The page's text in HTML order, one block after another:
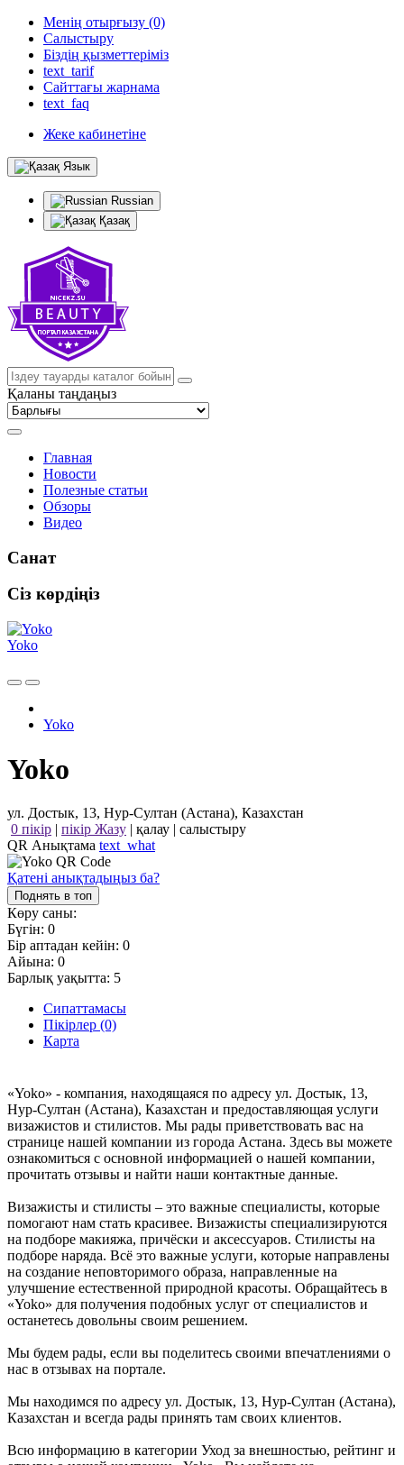
Менің отырғызу (0)
Салыстыру
Біздің қызметтеріміз
text_tarif
Сайттағы жарнама
text_faq
Жеке кабинетіне
Язык
Russian
Қазақ
Қаланы таңдаңыз
Главная
Новости
Полезные статьи
Обзоры
Видео
Санат
Сіз көрдіңіз
Yoko
Yoko
Yoko
ул. Достык, 13, Нур-Султан (Астана), Казахстан
0 пікір | пікір Жазу | қалау | салыстыру
QR Анықтама text_what
Қатені анықтадыңыз ба?
Поднять в топ
Көру саны:
Бүгін: 0
Бір аптадан кейін: 0
Айына: 0
Барлық уақытта: 5
Сипаттамасы
Пікірлер (0)
Карта
«Yoko» - компания, находящаяся по адресу ул. Достык, 13,
Нур-Султан (Астана), Казахстан и предоставляющая услуги
визажистов и стилистов. Мы рады приветствовать вас на
странице нашей компании из города Астана. Здесь вы можете
ознакомиться с основной информацией о нашей компании,
прочитать отзывы и найти наши контактные данные.
Визажисты и стилисты – это важные специалисты, которые
помогают нам стать красивее. Визажисты специализируются
на подборе макияжа, причёски и аксессуаров. Стилисты на
подборе наряда. Всё это важные услуги, которые направлены
на создание неповторимого образа, направленные на
улучшение естественной природной красоты. Обращайтесь в
«Yoko» для получения подобных услуг от специалистов и
останетесь довольны своим решением.
Мы будем рады, если вы поделитесь своими впечатлениями о
нас в отзывах на портале.
Мы находимся по адресу ул. Достык, 13, Нур-Султан (Астана),
Казахстан и всегда рады принять там своих клиентов.
Всю информацию в категории Уход за внешностью, рейтинг и